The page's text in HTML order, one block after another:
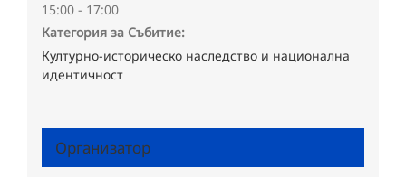
15:00 - 17:00
Категория за Събитие:
Културно-историческо наследство и национална
идентичност
Организатор